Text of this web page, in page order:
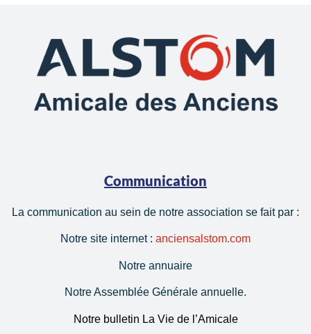
Communication
La communication au sein de notre association se fait par :
Notre site internet : anciensalstom.com
Notre annuaire
Notre Assemblée Générale annuelle.
Notre bulletin La Vie de l’Amicale